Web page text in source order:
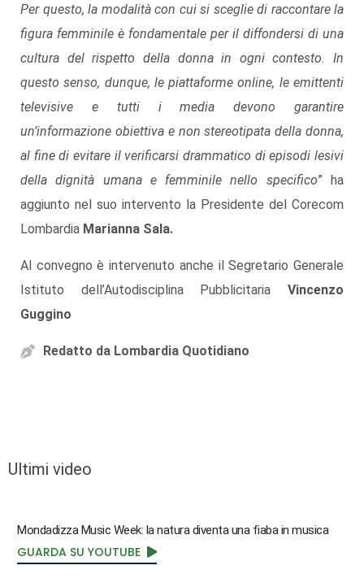
Per questo, la modalità con cui si sceglie di raccontare la
figura femminile è fondamentale per il diffondersi di una
cultura del rispetto della donna in ogni contesto. In
questo senso, dunque, le piattaforme online, le emittenti
televisive e tutti i media devono garantire
un’informazione obiettiva e non stereotipata della donna,
al fine di evitare il verificarsi drammatico di episodi lesivi
della dignità umana e femminile nello specifico” ha
aggiunto nel suo intervento la Presidente del Corecom
Lombardia Marianna Sala.
Al convegno è intervenuto anche il Segretario Generale
Istituto dell’Autodisciplina Pubblicitaria Vincenzo
Guggino
Redatto da Lombardia Quotidiano
Ultimi video
Mondadizza Music Week: la natura diventa una fiaba in musica
GUARDA SU YOUTUBE